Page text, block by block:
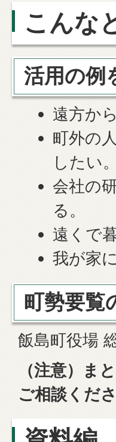
こんな
活用の例
遠方か
町外の
したい。
会社の
る。
遠くで
我が家
町勢要覧
飯島町役場
（注意）ま
ご相談くださ